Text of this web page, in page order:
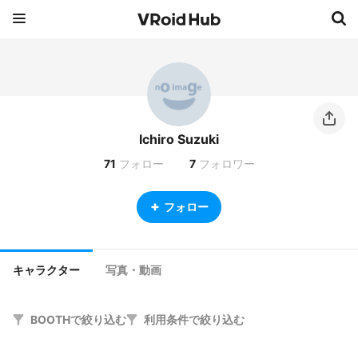
Ichiro Suzuki
71 フォロー 7 フォロワー
フォロー
キャラクター 写真・動画
BOOTHで絞り込む 利用条件で絞り込む